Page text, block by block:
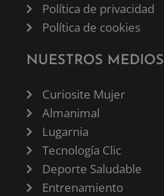
Política de privacidad
Política de cookies
NUESTROS MEDIOS
Curiosite Mujer
Almanimal
Lugarnia
Tecnología Clic
Deporte Saludable
Entrenamiento